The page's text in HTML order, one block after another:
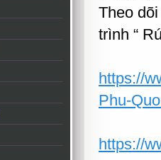
Theo
trình “
https://
Phu-
https://